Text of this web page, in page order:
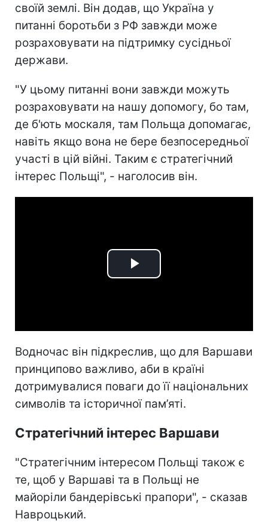
своїй землі. Він додав, що Україна у
питанні боротьби з РФ завжди може
розраховувати на підтримку сусідньої
держави.
"У цьому питанні вони завжди можуть
розраховувати на нашу допомогу, бо там,
де б'ють москаля, там Польща допомагає,
навіть якщо вона не бере безпосередньої
участі в цій війні. Таким є стратегічний
інтерес Польщі", - наголосив він.
Play
Водночас він підкреслив, що для Варшави
принципово важливо, аби в країні
дотримувалися поваги до її національних
символів та історичної пам’яті.
Стратегічний інтерес Варшави
"Стратегічним інтересом Польщі також є
те, щоб у Варшаві та в Польщі не
майоріли бандерівські прапори", - сказав
Навроцький.